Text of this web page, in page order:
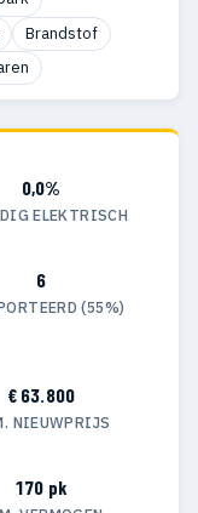
Brandstof
0,0%
ELEKTRISCH
6
(55%)
€ 63.800
NIEUWPRIJS
170 pk